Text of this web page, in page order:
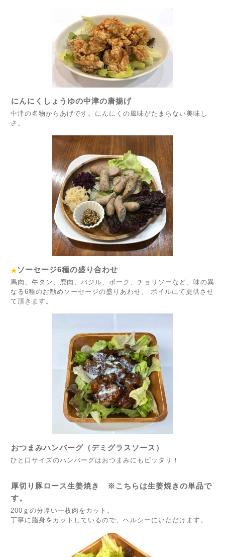
にんにくしょうゆの中津の唐揚げ
中津の名物からあげです。にんにくの風味がたまらない美味し
さ。
ソーセージ6種の盛り合わせ
馬肉、牛タン、鹿肉、バジル、ポーク、チョリソーなど、味の異
なる6種のお勧めソーセージの盛りあわせ。 ボイルにて提供させ
て頂きます。
おつまみハンバーグ（デミグラスソース）
ひと口サイズのハンバーグはおつまみにもピッタリ！
厚切り豚ロース生姜焼き ※こちらは生姜焼きの単品で
す。
200ｇの分厚い一枚肉をカット。
丁寧に脂身をカットしているので、ヘルシーにいただけます。